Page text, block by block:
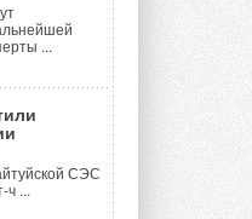
...
СЭС
ч ...